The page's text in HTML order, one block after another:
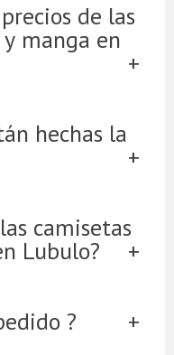
de las
manga en
hechas la
camisetas
Lubulo?
?